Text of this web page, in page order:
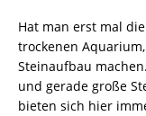
Hat man erst mal
trockenen
Steinaufbau
und gerade große
bieten sich hier